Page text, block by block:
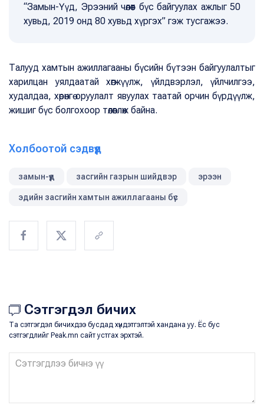
“Замын-Үүд, Эрээний чөлөөт бүс байгуулах ажлыг 50
хувьд, 2019 онд 80 хувьд хүргэх” гэж тусгажээ.
Талууд хамтын ажиллагааны бүсийн бүтээн байгуулалтыг
харилцан уялдаатай хөгжүүлж, үйлдвэрлэл, үйлчилгээ,
худалдаа, хөрөнгө оруулалт явуулах таатай орчин бүрдүүлж,
жишиг бүс болгохоор төлөвлөж байна.
Холбоотой сэдвүүд
замын-үүд засгийн газрын шийдвэр эрээн
эдийн засгийн хамтын ажиллагааны бүс
Сэтгэгдэл бичих
Та сэтгэгдэл бичихдээ бусдад хүндэтгэлтэй хандана уу. Ёс бус
сэтгэгдлийг Peak.mn сайт устгах эрхтэй.